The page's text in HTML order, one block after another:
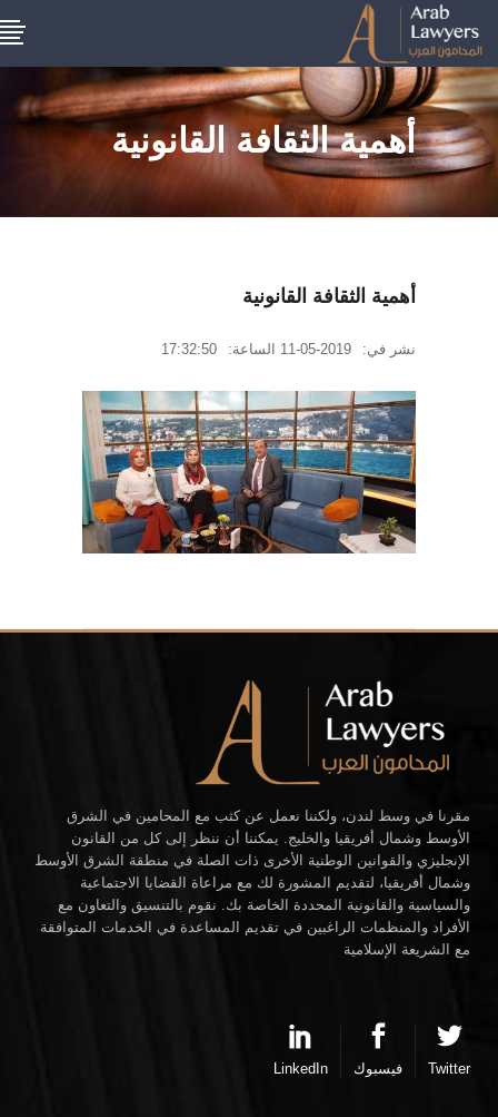
أهمية الثقافة القانونية
أهمية الثقافة القانونية
نشر في: 2019-05-11 الساعة: 17:32:50
مقرنا في وسط لندن، ولكننا نعمل عن كثب مع المحامين في الشرق
الأوسط وشمال أفريقيا والخليج. يمكننا أن ننظر إلى كل من القانون
الإنجليزي والقوانين الوطنية الأخرى ذات الصلة في منطقة الشرق الأوسط
وشمال أفريقيا، لتقديم المشورة لك مع مراعاة القضايا الاجتماعية
والسياسية والقانونية المحددة الخاصة بك. نقوم بالتنسيق والتعاون مع
الأفراد والمنظمات الراغبين في تقديم المساعدة في الخدمات المتوافقة
مع الشريعة الإسلامية
Twitter فيسبوك LinkedIn